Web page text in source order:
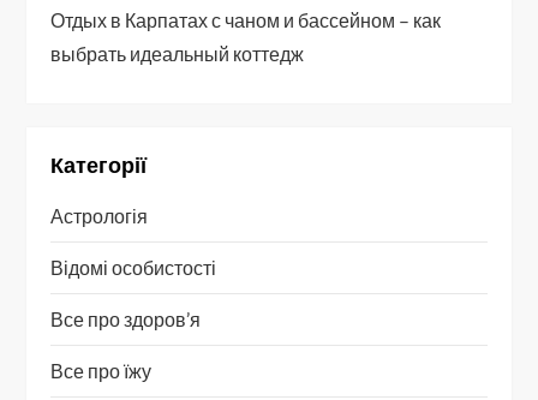
Отдых в Карпатах с чаном и бассейном – как
выбрать идеальный коттедж
Категорії
Астрологія
Відомі особистості
Все про здоров’я
Все про їжу